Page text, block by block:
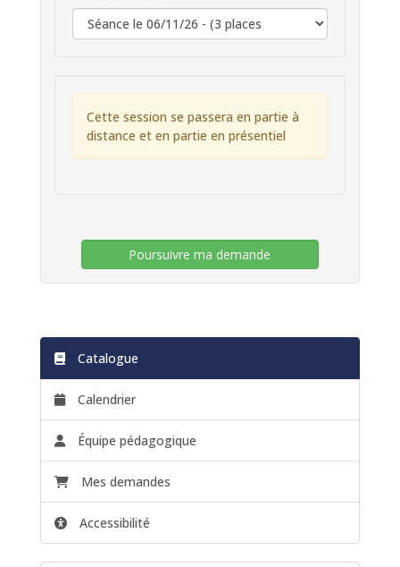
Cette session se passera en partie à
distance et en partie en présentiel
Poursuivre ma demande
Catalogue
Calendrier
Équipe pédagogique
Mes demandes
Accessibilité